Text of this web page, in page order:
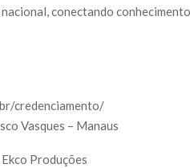
conectando
credenciamento/
Vasques – Manaus
Produções